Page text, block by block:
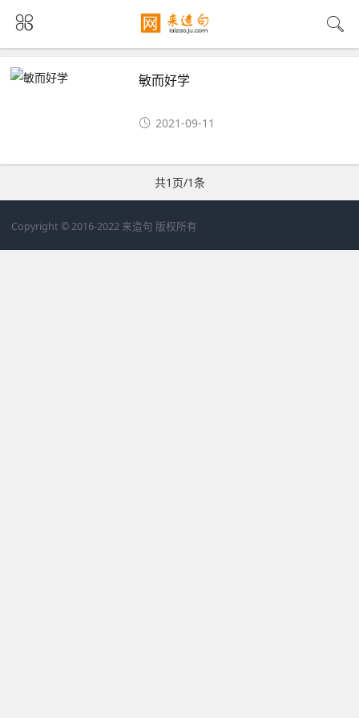
敏而好学
2021-09-11
共1页/1条
Copyright © 2016-2022 来造句 版权所有